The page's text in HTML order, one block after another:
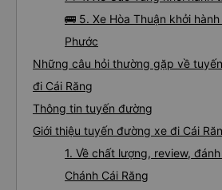
🚌 5. Xe Hòa Thuận khởi
Phước
Những câu hỏi thường gặp về
đi Cái Răng
Thông tin tuyến đường
Giới thiệu tuyến đường xe đi Cái
1. Về chất lượng, review,
Chánh Cái Răng